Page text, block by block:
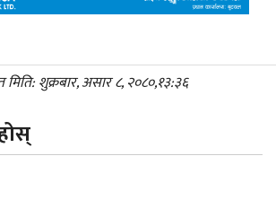
मिति: शुक्रबार, असार ८, २०८०,१३:३६